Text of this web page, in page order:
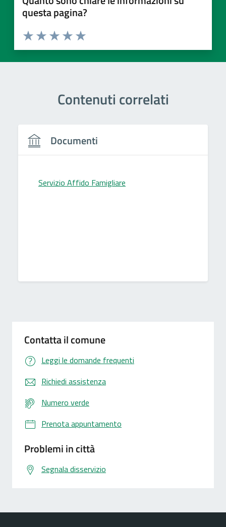
questa pagina?
Valuta 5 stelle su 5
Valuta 4 stelle su 5
Valuta 3 stelle su 5
Valuta 2 stelle su 5
Valuta 1 stelle su 5
Contenuti correlati
Documenti
Servizio Affido Famigliare
Contatta il comune
Leggi le domande frequenti
Richiedi assistenza
Numero verde
Prenota appuntamento
Problemi in città
Segnala disservizio